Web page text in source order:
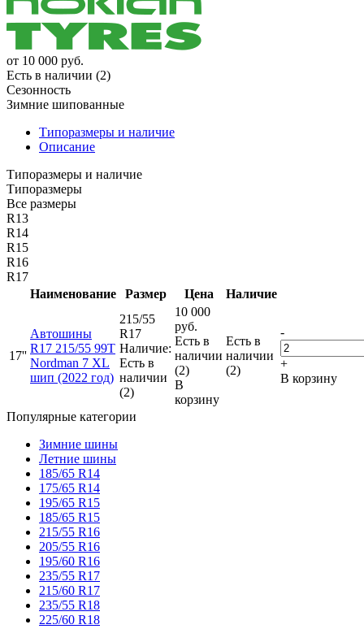
от 10 000 руб.
Есть в наличии (2)
Сезонность
Зимние шипованные
Типоразмеры и наличие
Описание
Типоразмеры и наличие
Типоразмеры
Все размеры
R13
R14
R15
R16
R17
Наименование
Размер Цена Наличие
17''
Автошины
R17 215/55 99T
Nordman 7 XL
шип (2022 год)
215/55
R17
Наличие:
Есть в
наличии
(2)
10 000
руб.
Есть в
наличии
(2)
В
корзину
Есть в
наличии
(2)
-
+
В корзину
Популярные категории
Зимние шины
Летние шины
185/65 R14
175/65 R14
195/65 R15
185/65 R15
215/55 R16
205/55 R16
195/60 R16
235/55 R17
215/60 R17
235/55 R18
225/60 R18